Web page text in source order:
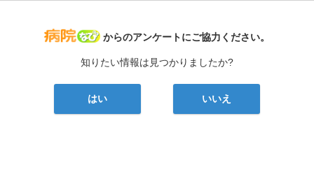
病院なび
からのアンケートにご協力ください。
知りたい情報は見つかりましたか?
はい いいえ